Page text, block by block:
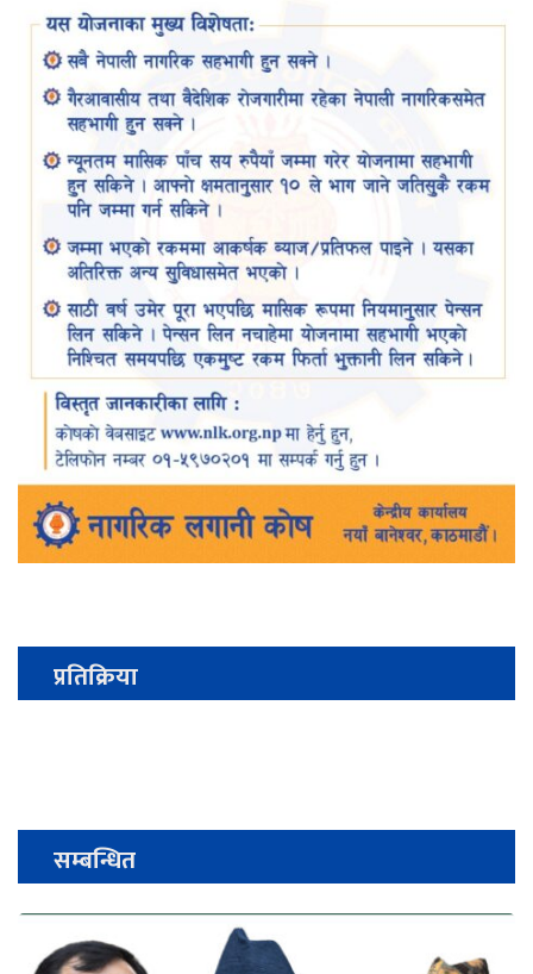
प्रतिक्रिया
सम्बन्धित